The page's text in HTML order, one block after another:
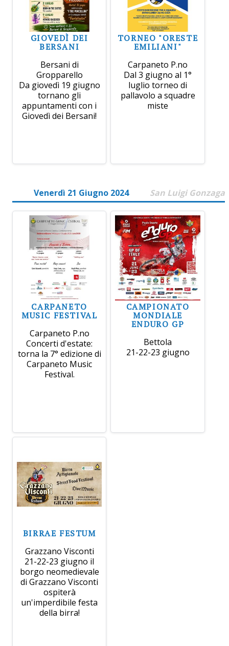
GIOVEDÌ DEI
BERSANI
Bersani di
Gropparello
Da giovedì 19 giugno
tornano gli
appuntamenti con i
Giovedì dei Bersani!
TORNEO "ORESTE
EMILIANI"
Carpaneto P.no
Dal 3 giugno al 1°
luglio torneo di
pallavolo a squadre
miste
Venerdì 21 Giugno 2024 San Luigi Gonzaga
CARPANETO
MUSIC FESTIVAL
Carpaneto P.no
Concerti d'estate:
torna la 7° edizione di
Carpaneto Music
Festival.
CAMPIONATO
MONDIALE
ENDURO GP
Bettola
21-22-23 giugno
BIRRAE FESTUM
Grazzano Visconti
21-22-23 giugno il
borgo neomedievale
di Grazzano Visconti
ospiterà
un'imperdibile festa
della birra!